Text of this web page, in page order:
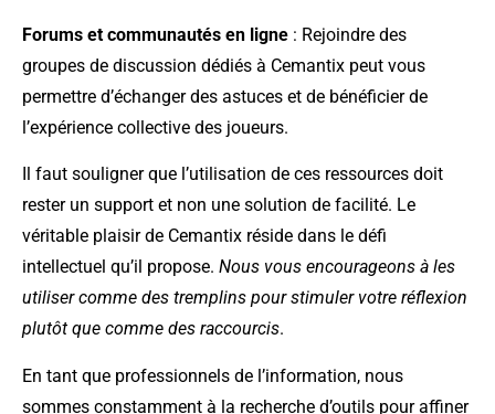
Forums et communautés en ligne : Rejoindre des
groupes de discussion dédiés à Cemantix peut vous
permettre d’échanger des astuces et de bénéficier de
l’expérience collective des joueurs.
Il faut souligner que l’utilisation de ces ressources doit
rester un support et non une solution de facilité. Le
véritable plaisir de Cemantix réside dans le défi
intellectuel qu’il propose. Nous vous encourageons à les
utiliser comme des tremplins pour stimuler votre réflexion
plutôt que comme des raccourcis.
En tant que professionnels de l’information, nous
sommes constamment à la recherche d’outils pour affiner